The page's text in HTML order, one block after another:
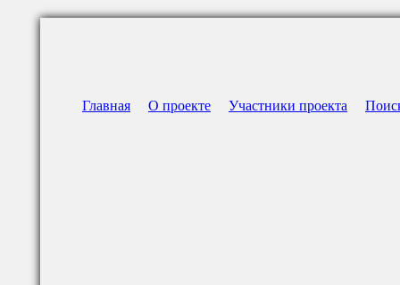
Главная О проекте Участники проекта